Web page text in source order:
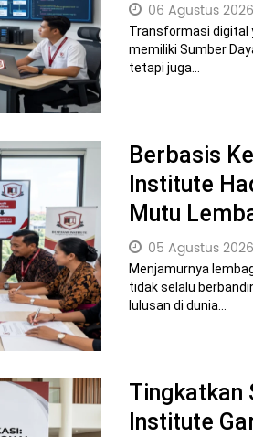
06 Agustus 2026
Transformasi digital
memiliki Sumber
tetapi juga...
Berbasis
Institute
Mutu
05 Agustus 2026
Menjamurnya
tidak selalu
lulusan di dunia...
Tingkatkan
Institute